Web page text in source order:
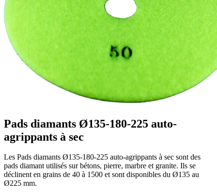
Pads diamants Ø135-180-225 auto-
agrippants à sec
Les Pads diamants Ø135-180-225 auto-agrippants à sec sont des
pads diamant utilisés sur bétons, pierre, marbre et granite. Ils se
déclinent en grains de 40 à 1500 et sont disponibles du Ø135 au
Ø225 mm.